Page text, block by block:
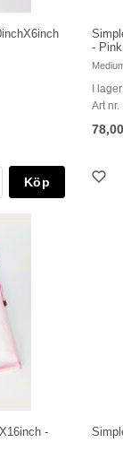
Köp
- Pink
I lager
Art nr.
-